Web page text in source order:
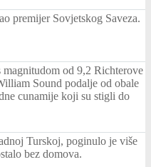
premijer Sovjetskog Saveza.
magnitudom od 9,2 Richterove
Sound podalje od obale
cunamije koji su stigli do
Turskoj, poginulo je više
bez domova.